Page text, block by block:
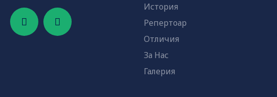
F
a
c
Y
o
u
История
Репертоар
Отличия
За Нас
Галерия